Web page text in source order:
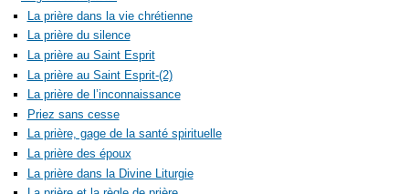
La prière dans la vie chrétienne
La prière du silence
La prière au Saint Esprit
La prière au Saint Esprit-(2)
La prière de l’inconnaissance
Priez sans cesse
La prière, gage de la santé spirituelle
La prière des époux
La prière dans la Divine Liturgie